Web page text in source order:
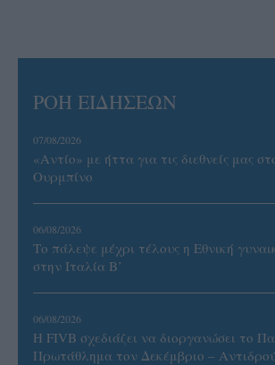
ΡΟΗ ΕΙΔΗΣΕΩΝ
07/08/2026
«Αντίο» με ήττα για τις διεθνείς μας
Ουρμπίνο
06/08/2026
Το πάλεψε μέχρι τέλους η Εθνική
στην Ιταλία Β’
06/08/2026
Η FIVB σχεδιάζει να διοργανώσει το
Πρωτάθλημα τον Δεκέμβριο –